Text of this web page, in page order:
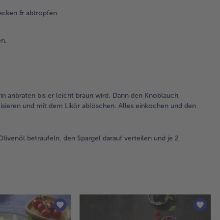
& abtropfen.
anbraten bis er leicht braun wird. Dann den Knoblauch,
und mit dem Likör ablöschen. Alles einkochen und den
beträufeln. den Spargel darauf verteilen und je 2